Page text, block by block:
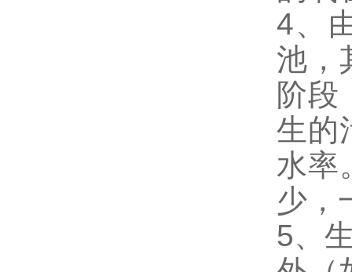
4、
池，
阶段
生的
水率
少，
5、